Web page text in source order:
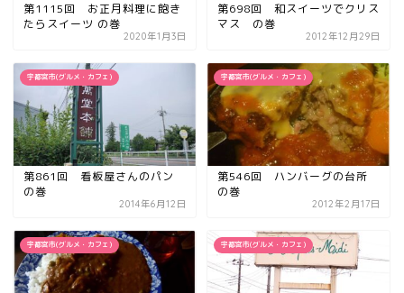
第1115回 お正月料理に飽き
たらスイーツ の巻
2020年1月3日
第698回 和スイーツでクリス
マス の巻
2012年12月29日
宇都宮市(グルメ・カフェ)
第861回 看板屋さんのパン
の巻
2014年6月12日
宇都宮市(グルメ・カフェ)
第546回 ハンバーグの台所
の巻
2012年2月17日
宇都宮市(グルメ・カフェ) 宇都宮市(グルメ・カフェ)